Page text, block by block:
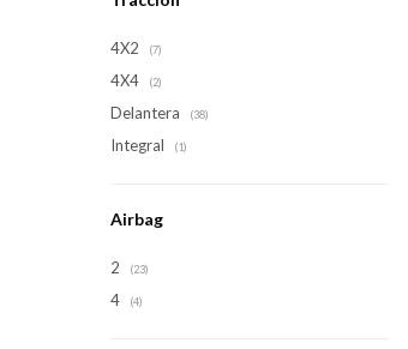
4X2 (7)
4X4 (2)
Delantera (38)
Integral (1)
Airbag
2 (23)
4 (4)